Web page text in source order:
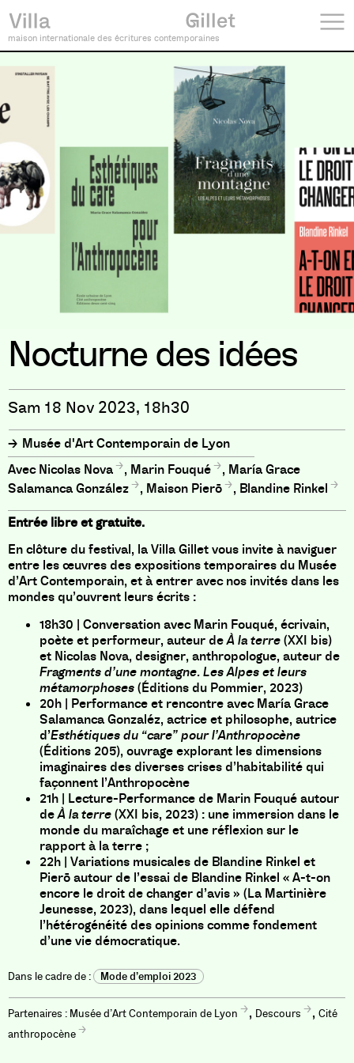
maison internationale des écritures contemporaines
Nocturne des idées
Sam 18 Nov 2023, 18h30
Musée d'Art Contemporain de Lyon
Nicolas Nova
, Marin Fouqué , María Grace
Salamanca González
, Maison Pierō , Blandine Rinkel
Entrée libre et gratuite.
En clôture du festival, la Villa Gillet vous invite à naviguer
entre les œuvres des expositions temporaires du Musée
d’Art Contemporain, et à entrer avec nos invités dans les
mondes qu’ouvrent leurs écrits :
18h30 | Conversation avec Marin Fouqué, écrivain,
poète et performeur, auteur deÀ la terre(XXI bis)
et Nicolas Nova, designer, anthropologue, auteur de
Fragments d’une montagne. Les Alpes et leurs
métamorphoses(Éditions du Pommier, 2023)
20h | Performance et rencontre avec María Grace
Salamanca Gonzaléz, actrice et philosophe, autrice
d’Esthétiques du “care” pour l’Anthropocène
(Éditions 205), ouvrage explorant les dimensions
imaginaires des diverses crises d’habitabilité qui
façonnent l’Anthropocène
21h | Lecture-Performance de Marin Fouqué autour
deÀ la terre(XXI bis, 2023) : une immersion dans le
monde du maraîchage et une réflexion sur le
rapport à la terre ;
22h | Variations musicales de Blandine Rinkel et
Pierō autour de l’essai de Blandine Rinkel « A-t-on
encore le droit de changer d’avis » (La Martinière
Jeunesse, 2023), dans lequel elle défend
l’hétérogénéité des opinions comme fondement
d’une vie démocratique.
Mode d’emploi 2023
Musée d’Art Contemporain de Lyon , Descours , Cité
anthropocène